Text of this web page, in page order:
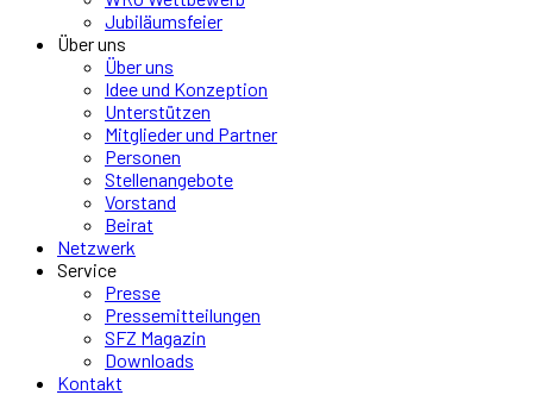
Jubiläumsfeier
Über uns
Über uns
Idee und Konzeption
Unterstützen
Mitglieder und Partner
Personen
Stellenangebote
Vorstand
Beirat
Netzwerk
Service
Presse
Pressemitteilungen
SFZ Magazin
Downloads
Kontakt